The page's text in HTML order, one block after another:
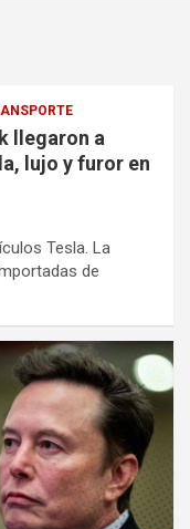
llegaron a
lujo y furor en
Tesla. La
de